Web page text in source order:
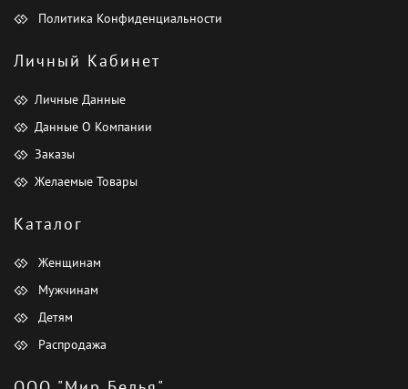
Политика Конфиденциальности
Личный Кабинет
Личные Данные
Данные О Компании
Заказы
Желаемые Товары
Каталог
Женщинам
Мужчинам
Детям
Распродажа